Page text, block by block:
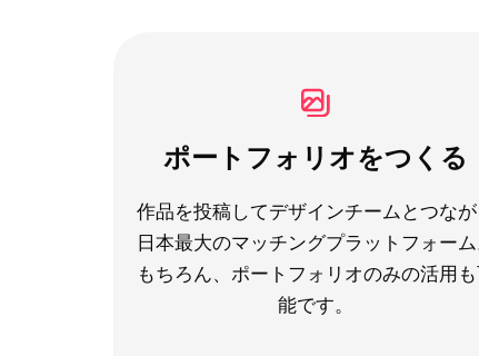
ポートフォリオをつくる
作品を投稿してデザインチームとつな
日本最大のマッチングプラットフォーム
もちろん、ポートフォリオのみの活用
能です。